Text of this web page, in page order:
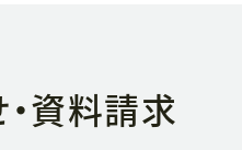
資料請求